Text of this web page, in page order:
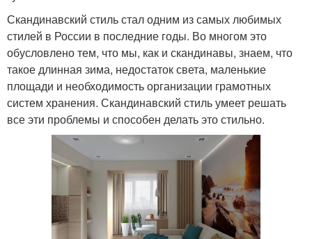
Скандинавский стиль стал одним из самых любимых
стилей в России в последние годы. Во многом это
обусловлено тем, что мы, как и скандинавы, знаем, что
такое длинная зима, недостаток света, маленькие
площади и необходимость организации грамотных
систем хранения. Скандинавский стиль умеет решать
все эти проблемы и способен делать это стильно.